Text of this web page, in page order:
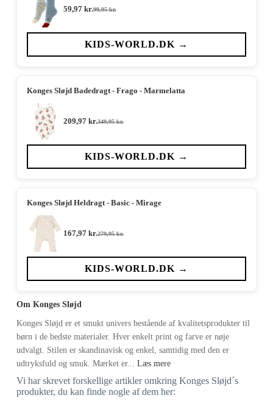
99,95kr.
Den
pris
var:
59,97 kr.Den
pris
er:
KIDS-WORLD.DK →
Konges Sløjd Badedragt - Frago - Marmelatta
349,95kr.
Den
pris
var:
209,97 kr.Den
pris
er:
KIDS-WORLD.DK →
Konges Sløjd Heldragt - Basic - Mirage
279,95kr.
Den
pris
var:
167,97 kr.Den
pris
er:
KIDS-WORLD.DK →
Om Konges Sløjd
Konges Sløjd er et smukt univers bestående af kvalitetsprodukter til
børn i de bedste materialer. Hver enkelt print og farve er nøje
udvalgt. Stilen er skandinavisk og enkel, samtidig med den er
udtryksfuld og smuk. Mærket er... Læs mere
Vi har skrevet forskellige artikler omkring Konges Sløjd´s
produkter, du kan finde nogle af dem her: